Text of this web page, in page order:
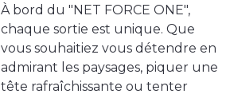
À bord du "NET FORCE ONE",
chaque sortie est unique. Que
vous souhaitiez vous détendre en
admirant les paysages, piquer une
tête rafraîchissante ou tenter